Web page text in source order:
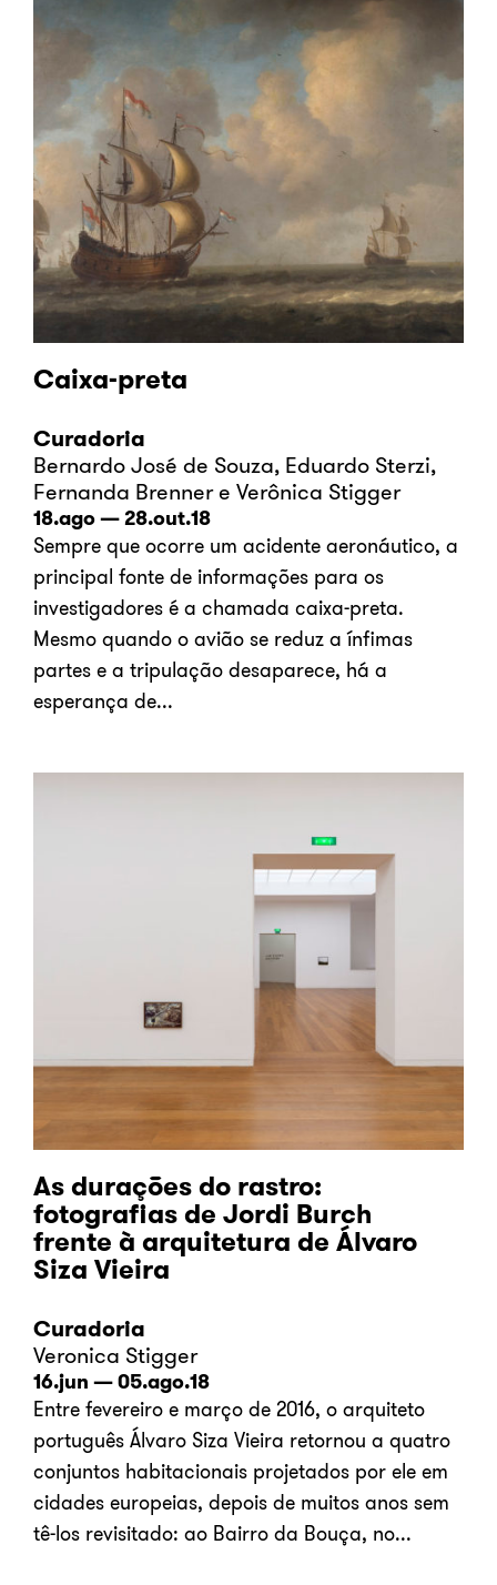
Caixa-preta
Curadoria
Bernardo José de Souza, Eduardo Sterzi,
Fernanda Brenner e Verônica Stigger
18.ago — 28.out.18
Sempre que ocorre um acidente aeronáutico, a
principal fonte de informações para os
investigadores é a chamada caixa-preta.
Mesmo quando o avião se reduz a ínfimas
partes e a tripulação desaparece, há a
esperança de...
As durações do rastro:
fotografias de Jordi Burch
frente à arquitetura de Álvaro
Siza Vieira
Curadoria
Veronica Stigger
16.jun — 05.ago.18
Entre fevereiro e março de 2016, o arquiteto
português Álvaro Siza Vieira retornou a quatro
conjuntos habitacionais projetados por ele em
cidades europeias, depois de muitos anos sem
tê-los revisitado: ao Bairro da Bouça, no...